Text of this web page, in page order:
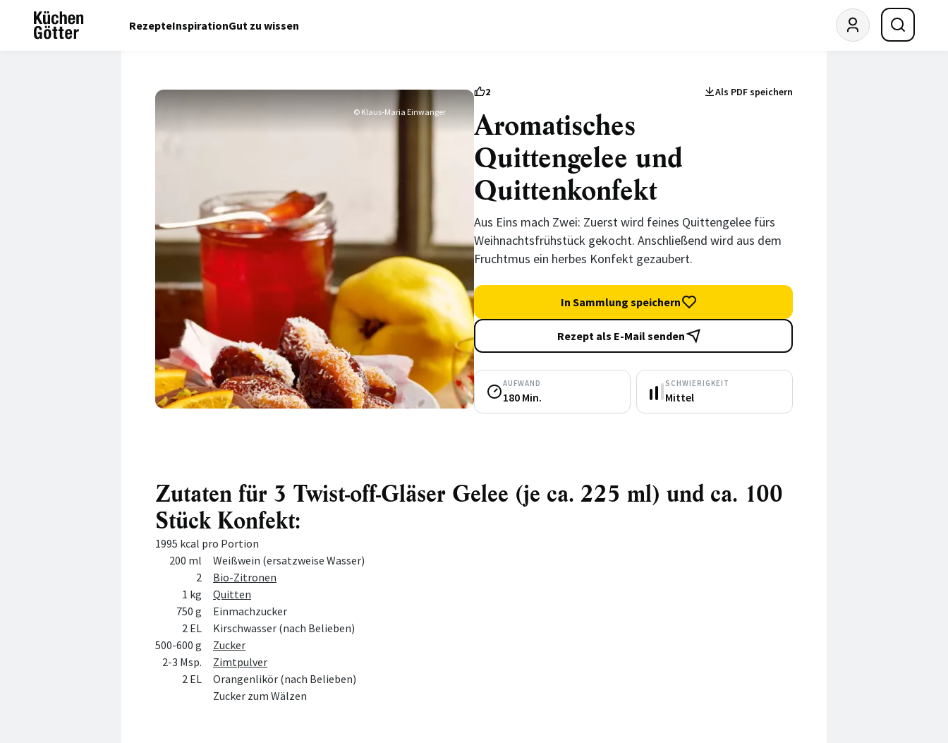
RezepteInspirationGut zu wissen
© Klaus-Maria Einwanger
2 Als PDF speichern
Aromatisches
Quittengelee und
Quittenkonfekt
Aus Eins mach Zwei: Zuerst wird feines Quittengelee fürs
Weihnachtsfrühstück gekocht. Anschließend wird aus dem
Fruchtmus ein herbes Konfekt gezaubert.
In Sammlung speichern
Rezept als E-Mail senden
AUFWAND
180 Min.
SCHWIERIGKEIT
Mittel
Zutaten für 3 Twist-off-Gläser Gelee (je ca. 225 ml) und ca. 100
Stück Konfekt:
1995 kcal pro Portion
Menge Zutat
200 ml
Weißwein (ersatzweise Wasser)
2
Bio-Zitronen
1 kg
Quitten
750 g
Einmachzucker
2 EL
Kirschwasser (nach Belieben)
500-600 g
Zucker
2-3 Msp.
Zimtpulver
2 EL
Orangenlikör (nach Belieben)
Zucker zum Wälzen